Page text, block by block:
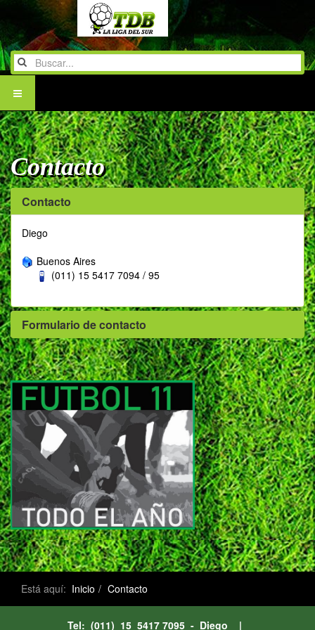
Contacto
Contacto
Diego
Buenos Aires
(011) 15 5417 7094 / 95
Formulario de contacto
Está aquí: Inicio Contacto
Tel: (011) 15 5417 7095 - Diego |